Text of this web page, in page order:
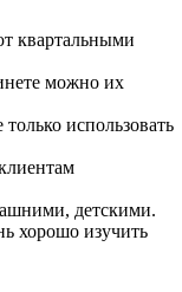
квартальными
можно их
использовать
детскими.
хорошо изучить